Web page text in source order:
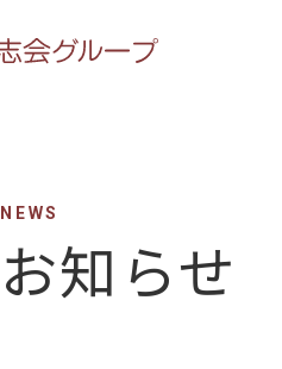
NEWS
お知らせ